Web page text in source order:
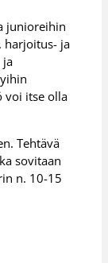
junioreihin
harjoitus- ja
ja
voi itse olla
Tehtävä
sovitaan
n. 10-15